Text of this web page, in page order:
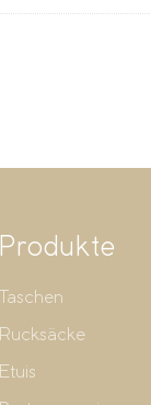
Produkte
Taschen
Rucksäcke
Etuis